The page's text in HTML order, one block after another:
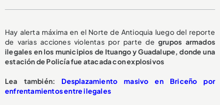
Hay alerta máxima en el Norte de Antioquia luego del reporte
de varias acciones violentas por parte degrupos armados
ilegales en los municipios de Ituango y Guadalupe, donde una
estación de Policía fue atacada con explosivos
Lea también: Desplazamiento masivo en Briceño por
enfrentamientos entre ilegales